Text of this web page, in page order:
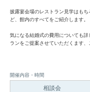
披露宴会場のレストラン見学はも
ど、館内のすべてをご紹介します。
気になる結婚式の費用についても
ランをご提案させていただくます、
開催内容・時間
相談会